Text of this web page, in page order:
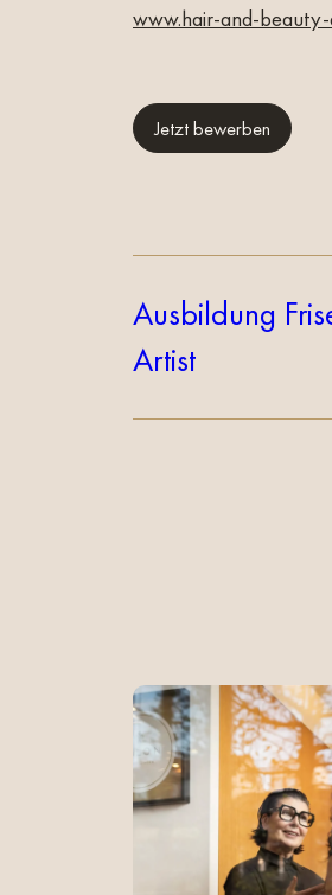
www.hair-and-
Jetzt bewerben
Ausbildung
Artist
Bei uns wirst Du
Begleitet durch
rasch Verantwortung
Bei uns lernst Du „on
Nach erfolgreichem
übernommen.
Das sind unsere
Du bist kreativ,